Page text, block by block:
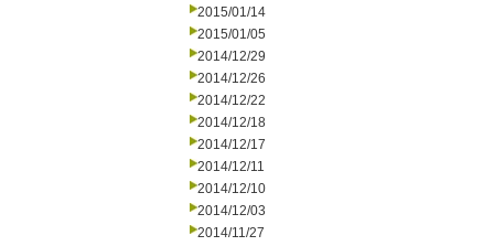
2015/01/14
2015/01/05
2014/12/29
2014/12/26
2014/12/22
2014/12/18
2014/12/17
2014/12/11
2014/12/10
2014/12/03
2014/11/27